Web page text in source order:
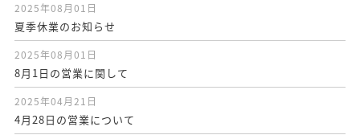
2025年08月01日
夏季休業のお知らせ
2025年08月01日
8月1日の営業に関して
2025年04月21日
4月28日の営業について